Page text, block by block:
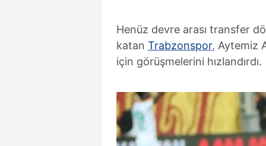
Henüz devre arası transfer
katan Trabzonspor, Aytemiz
için görüşmelerini hızlandırdı.